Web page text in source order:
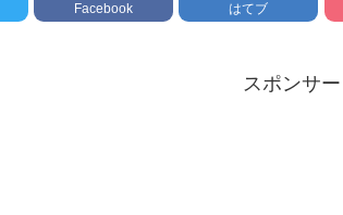
Facebook はてブ
スポンサ